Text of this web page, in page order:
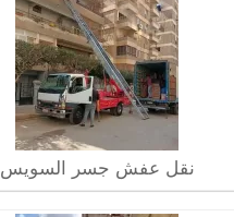
نقل عفش جسر السويس